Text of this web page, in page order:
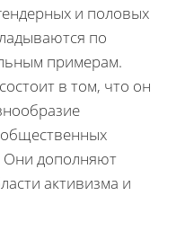
и половых
по
примерам.
в том, что он
Они дополняют
активизма и